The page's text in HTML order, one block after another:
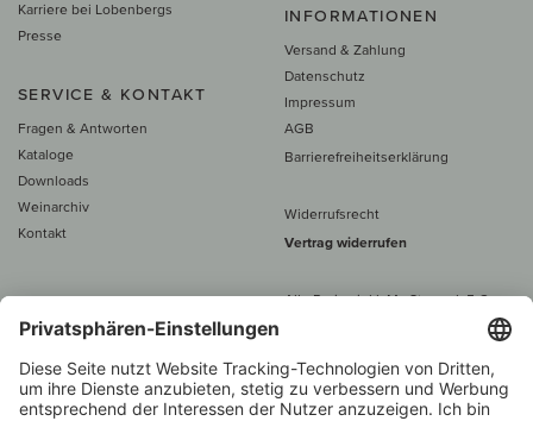
Karriere bei Lobenbergs
Presse
SERVICE & KONTAKT
Fragen & Antworten
Kataloge
Downloads
Weinarchiv
Kontakt
INFORMATIONEN
Versand & Zahlung
Datenschutz
Impressum
AGB
Barrierefreiheitserklärung
Widerrufsrecht
Vertrag widerrufen
Alle Preise inkl. MwSt., zzgl. 5 €
60 € versand­kosten­